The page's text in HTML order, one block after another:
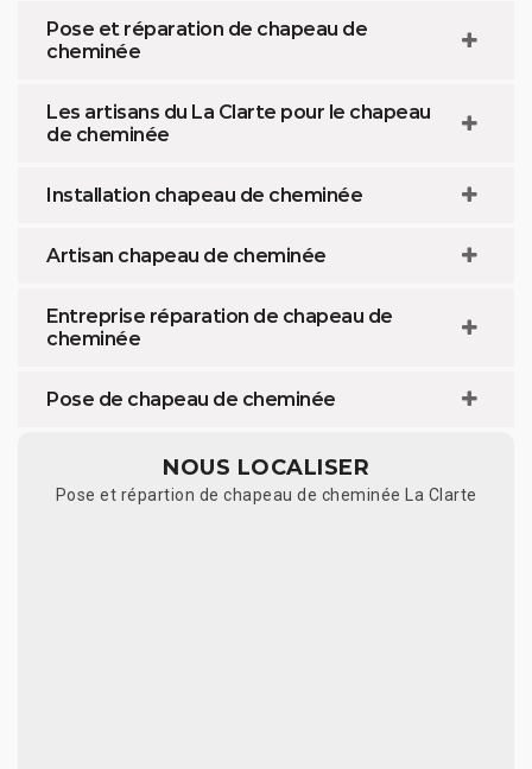
Pose et réparation de chapeau de
cheminée
Les artisans du La Clarte pour le chapeau
de cheminée
Installation chapeau de cheminée
Artisan chapeau de cheminée
Entreprise réparation de chapeau de
cheminée
Pose de chapeau de cheminée
NOUS LOCALISER
Pose et répartion de chapeau de cheminée La Clarte